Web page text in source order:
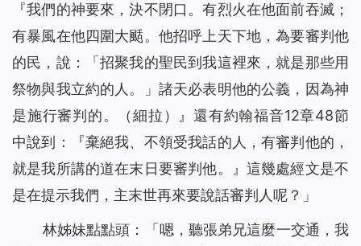
『我們的神要來，決不閉口。有烈火在他面前吞滅；
有暴風在他四圍大颳。他招呼上天下地，為要審判他
的民，說：「招聚我的聖民到我這裡來，就是那些用
祭物與我立約的人。」諸天必表明他的公義，因為神
是施行審判的。（細拉）』還有約翰福音12章48節
中說到：『棄絕我、不領受我話的人，有審判他的，
就是我所講的道在末日要審判他。
』這幾處經文是不
是在提示我們，主末世再來要說話審判人呢？」
林姊妹點點頭：「嗯，聽張弟兄這麼一交通，我